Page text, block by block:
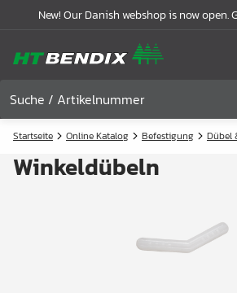
New! Our Danish webshop is now open.
Startseite Online Katalog Befestigung Dübel
Winkeldübeln